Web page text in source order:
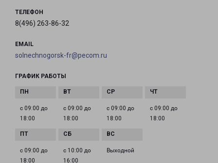
ТЕЛЕФОН
8(496) 263-86-32
EMAIL
solnechnogorsk-fr@pecom.ru
ГРАФИК РАБОТЫ
с 09:00 до
18:00
с 09:00 до
18:00
с 09:00 до
18:00
с 09:00 до
18:00
с 09:00 до
18:00
с 10:00 до
16:00
Выходной